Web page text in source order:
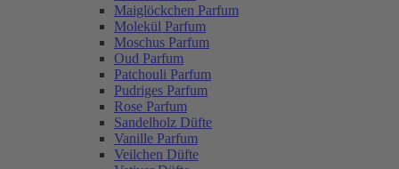
Maiglöckchen Parfum
Molekül Parfum
Moschus Parfum
Oud Parfum
Patchouli Parfum
Pudriges Parfum
Rose Parfum
Sandelholz Düfte
Vanille Parfum
Veilchen Düfte